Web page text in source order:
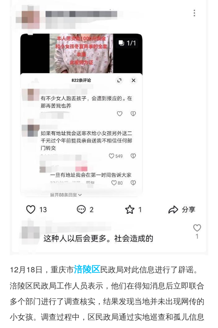
12月18日，重庆市涪陵区民政局对此信息进行了辟谣。
涪陵区民政局工作人员表示，他们在得知消息后立即联合
多个部门进行了调查核实，结果发现当地并未出现网传的
小女孩。调查过程中，区民政局通过实地巡查和孤儿信息